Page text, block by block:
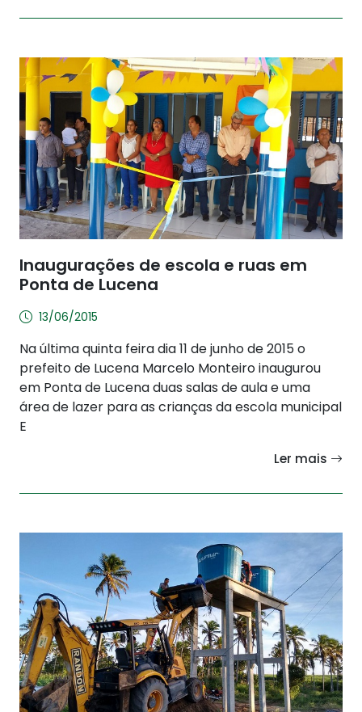
Inaugurações de escola e ruas em
Ponta de Lucena
13/06/2015
Na última quinta feira dia 11 de junho de 2015 o
prefeito de Lucena Marcelo Monteiro inaugurou
em Ponta de Lucena duas salas de aula e uma
área de lazer para as crianças da escola municipal
E
Ler mais